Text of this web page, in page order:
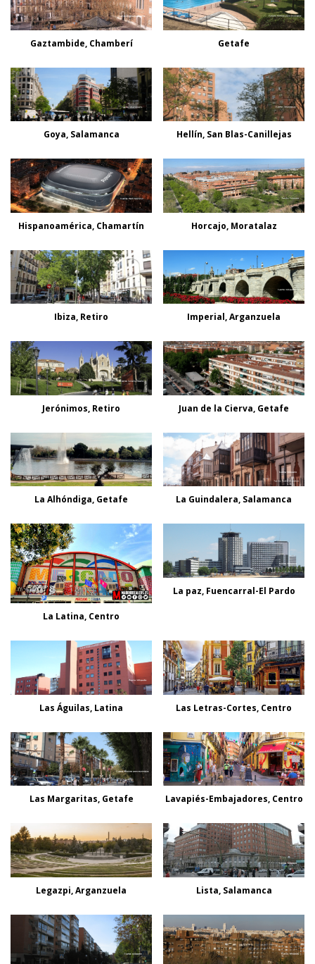
Gaztambide, Chamberí Getafe
Goya, Salamanca Hellín, San Blas-Canillejas
Hispanoamérica, Chamartín Horcajo, Moratalaz
Ibiza, Retiro Imperial, Arganzuela
Jerónimos, Retiro Juan de la Cierva, Getafe
La Alhóndiga, Getafe La Guindalera, Salamanca
La Latina, Centro
La paz, Fuencarral-El Pardo
Las Águilas, Latina Las Letras-Cortes, Centro
Las Margaritas, Getafe Lavapiés-Embajadores, Centro
Legazpi, Arganzuela Lista, Salamanca